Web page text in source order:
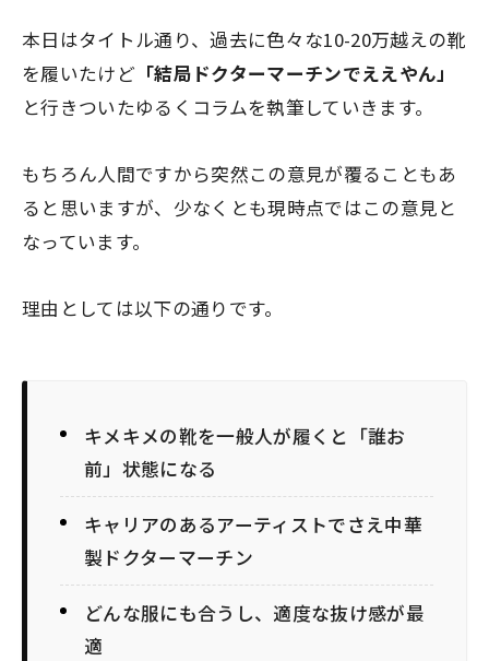
本日はタイトル通り、過去に色々な10-20万越えの靴
を履いたけど 「結局ドクターマーチンでええやん」
と行きついたゆるくコラムを執筆していきます。
もちろん人間ですから突然この意見が覆ることもあ
ると思いますが、少なくとも現時点ではこの意見と
なっています。
理由としては以下の通りです。
キメキメの靴を一般人が履くと「誰お
前」状態になる
キャリアのあるアーティストでさえ中華
製ドクターマーチン
どんな服にも合うし、適度な抜け感が最
適